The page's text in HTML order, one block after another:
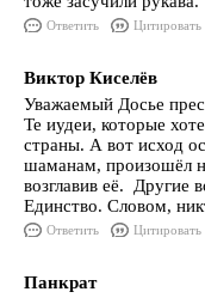
Ответить Цитировать
Виктор Киселёв
Уважаемый Досье
Те иудеи, которые
страны. А вот исход
шаманам, произошёл
возглавив её. Другие
Единство. Словом,
Ответить Цитировать
Панкрат